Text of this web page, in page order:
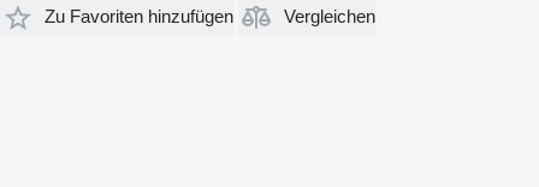
Zu Favoriten hinzufügen
Vergleichen